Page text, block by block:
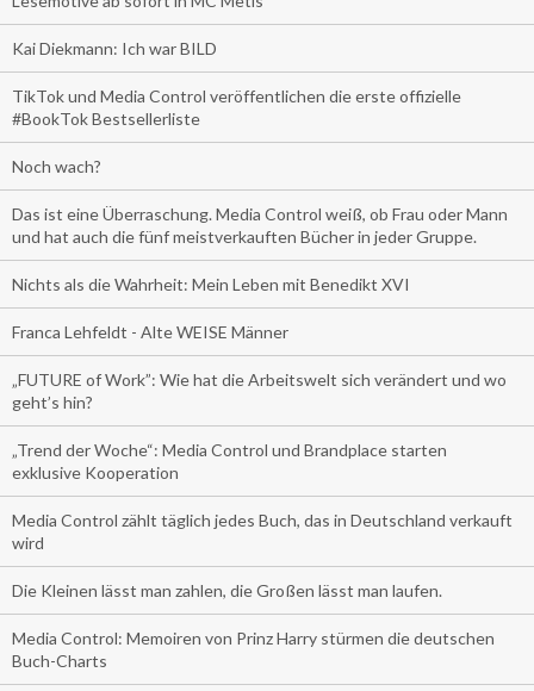
Kai Diekmann: Ich war BILD
TikTok und Media Control veröffentlichen die erste offizielle
#BookTok Bestsellerliste
Noch wach?
Das ist eine Überraschung. Media Control weiß, ob Frau oder Mann
und hat auch die fünf meistverkauften Bücher in jeder Gruppe.
Nichts als die Wahrheit: Mein Leben mit Benedikt XVI
Franca Lehfeldt - Alte WEISE Männer
„FUTURE of Work”: Wie hat die Arbeitswelt sich verändert und wo
geht’s hin?
„Trend der Woche“: Media Control und Brandplace starten
exklusive Kooperation
Media Control zählt täglich jedes Buch, das in Deutschland verkauft
wird
Die Kleinen lässt man zahlen, die Großen lässt man laufen.
Media Control: Memoiren von Prinz Harry stürmen die deutschen
Buch-Charts